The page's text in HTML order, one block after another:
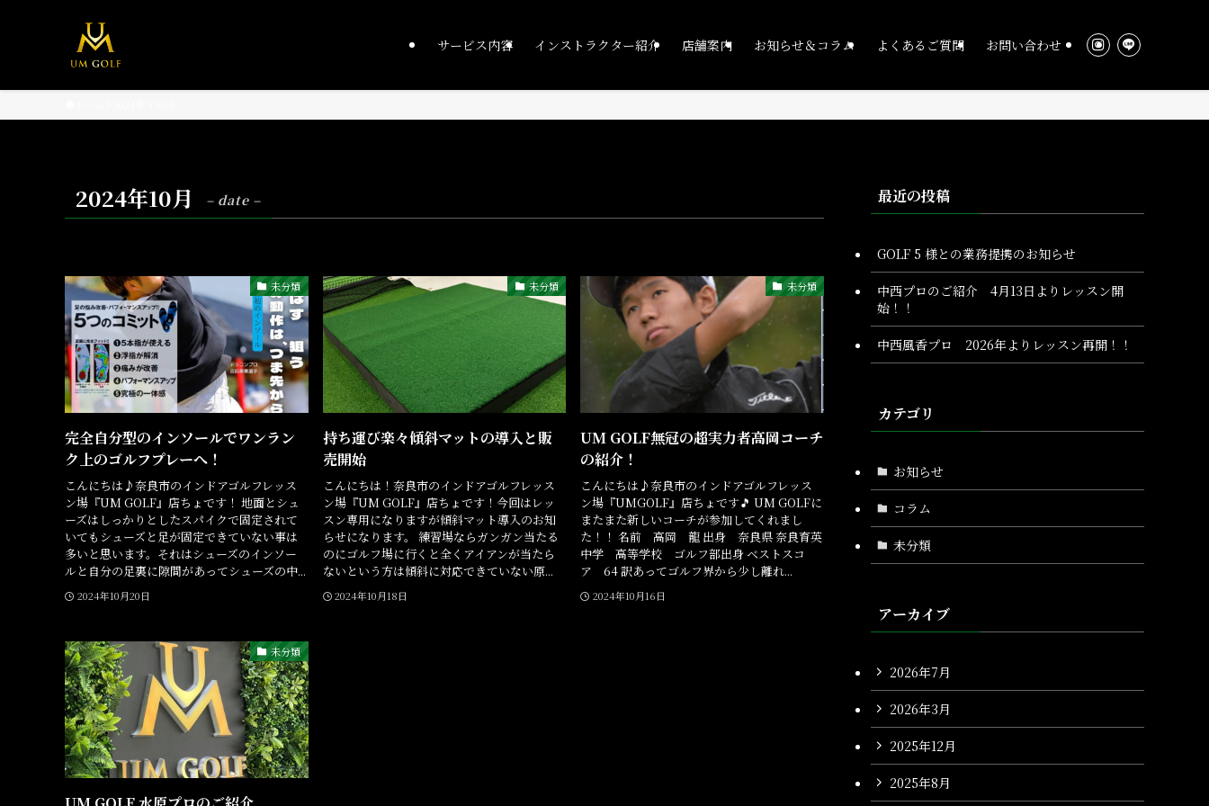
サービス内容 インストラクター紹介 店舗案内 お知らせ＆コラム よくあるご質問 お問い合わせ
2024年10月 – date –
未分類
完全自分型のインソールでワンラン
ク上のゴルフプレーへ！
こんにちは♪奈良市のインドアゴルフレッス
ン場『UM GOLF』店ちょです！ 地面とシュ
ーズはしっかりとしたスパイクで固定されて
いてもシューズと足が固定できていない事は
多いと思います。それはシューズのインソー
ルと自分の足裏に隙間があってシューズの中...
2024年10月20日
未分類
持ち運び楽々傾斜マットの導入と販
売開始
こんにちは！奈良市のインドアゴルフレッス
ン場『UM GOLF』店ちょです！今回はレッ
スン専用になりますが傾斜マット導入のお知
らせになります。 練習場ならガンガン当たる
のにゴルフ場に行くと全くアイアンが当たら
ないという方は傾斜に対応できていない原...
2024年10月18日
未分類
UM GOLF無冠の超実力者高岡コーチ
の紹介！
こんにちは♪奈良市のインドアゴルフレッス
ン場『UMGOLF』店ちょです🎵 UM GOLFに
またまた新しいコーチが参加してくれまし
た！！ 名前 高岡 龍 出身 奈良県 奈良育英
中学 高等学校 ゴルフ部出身 ベストスコ
ア 64 訳あってゴルフ界から少し離れ...
2024年10月16日
未分類
最近の投稿
GOLF 5 様との業務提携のお知らせ
中西プロのご紹介 4月13日よりレッスン開
始！！
中西風香プロ 2026年よりレッスン再開！！
カテゴリ
お知らせ
コラム
未分類
アーカイブ
2026年7月
2026年3月
2025年12月
2025年8月